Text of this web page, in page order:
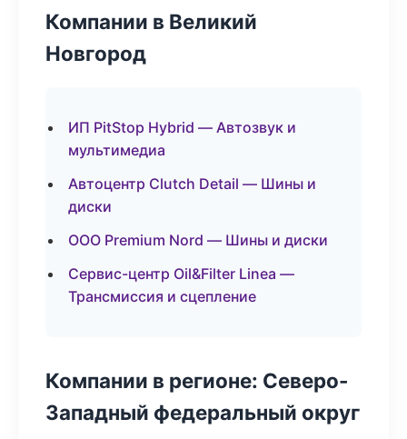
Компании в Великий
Новгород
ИП PitStop Hybrid — Автозвук и
мультимедиа
Автоцентр Clutch Detail — Шины и
диски
ООО Premium Nord — Шины и диски
Сервис-центр Oil&Filter Linea —
Трансмиссия и сцепление
Компании в регионе: Северо-
Западный федеральный округ